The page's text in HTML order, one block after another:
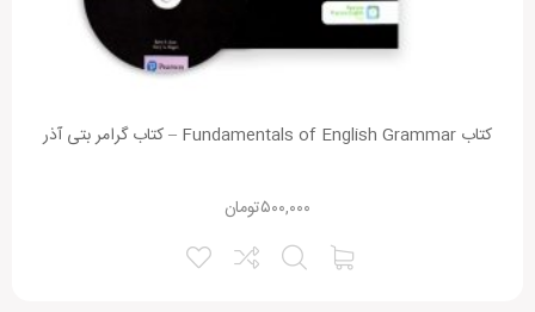
کتاب Fundamentals of English Grammar – کتاب گرامر بتی آذر
تومان۵۰۰,۰۰۰